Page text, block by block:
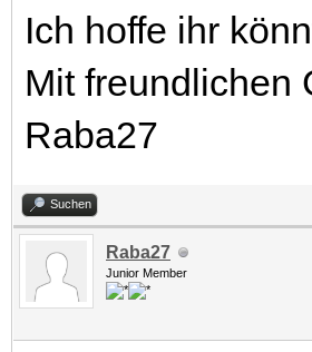
Ich hoffe ihr
Mit freundlichen
Raba27
Suchen
Raba27
Junior Member